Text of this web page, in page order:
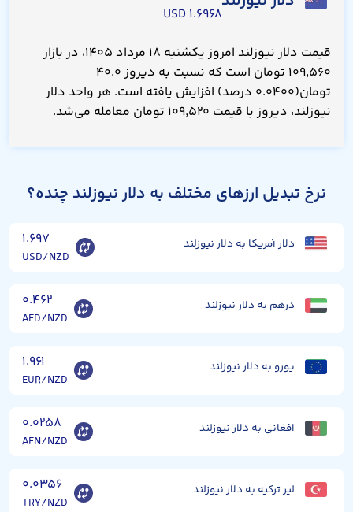
۱.۶۹۶۸ USD
قیمت دلار نیوزلند امروز یکشنبه ۱۸ مرداد ۱۴۰۵، در بازار
۱۰۹,۵۶۰ تومان است که نسبت به دیروز ۴۰.۰
تومان(۰.۰۴۰۰ درصد) افزایش یافته است. هر واحد دلار
نیوزلند، دیروز با قیمت ۱۰۹,۵۲۰ تومان معامله می‌شد.
نرخ تبدیل ارزهای مختلف به دلار نیوزلند چنده؟
دلار آمریکا به دلار نیوزلند ۱.۶۹۷
USD/NZD
درهم به دلار نیوزلند ۰.۴۶۲
AED/NZD
یورو به دلار نیوزلند ۱.۹۶۱
EUR/NZD
افغانی به دلار نیوزلند ۰.۰۲۵۸
AFN/NZD
لیر ترکیه به دلار نیوزلند ۰.۰۳۵۶
TRY/NZD